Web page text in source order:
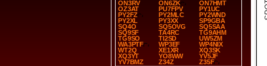
ON3RV
ON6ZK
ON7HMT
OZ3AT
PU7FPV
PY1UC
PY2FZ
PY2MLC
PY2WND
PY2XL
PY3XX
SP9GBA
SQ4O
SQ5OVG
SQ5SAA
SQ9SF
TA4RC
TG9AHM
TG9SO
TI2SD
UW5ZM
WA3PTF
WP3EF
WP4NIX
WT2Q
XE1XR
XQ3SK
XQ3YT
YO8WW
YV5JF
YV7BMZ
Z34Z Z35F